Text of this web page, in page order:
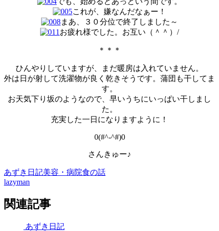
これが、嫌なんだなぁー！
まあ、３０分位で終了しました～
お疲れ様でした。お互い（＾＾）/
＊＊＊
ひんやりしていますが、まだ暖房は入れていません。
外は日が射して洗濯物が良く乾きそうです。蒲団も干してま
す。
お天気下り坂のようなので、早いうちにいっぱい干しまし
た。
充実した一日になりますように！
0(#^-^#)0
さんきゅー♪
あずき日記美容・病院食の話
lazyman
関連記事
あずき日記